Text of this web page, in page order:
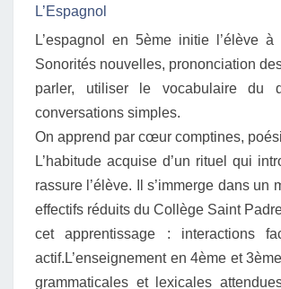
L’Espagnol
L’espagnol en 5ème initie l’élève
Sonorités nouvelles, prononciation
parler, utiliser le vocabulaire du
conversations simples.
On apprend par cœur comptines,
L’habitude acquise d’un rituel qui
rassure l’élève. Il s’immerge dans
effectifs réduits du Collège Saint
cet apprentissage : interactions
actif.L’enseignement en 4ème et
grammaticales et lexicales